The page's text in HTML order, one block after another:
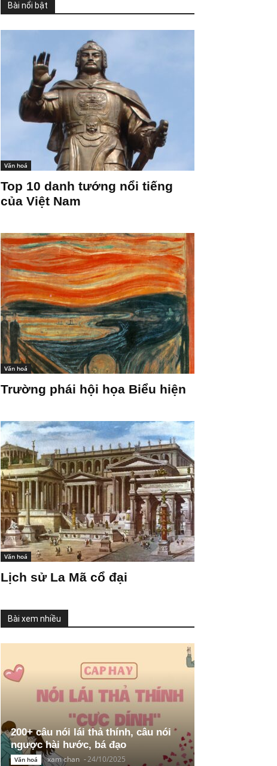
Bài nổi bật
Văn hoá
Top 10 danh tướng nổi tiếng
của Việt Nam
Văn hoá
Trường phái hội họa Biểu hiện
Văn hoá
Lịch sử La Mã cổ đại
Bài xem nhiều
200+ câu nói lái thả thính, câu nói
ngược hài hước, bá đạo
Văn hoá xam chan -24/10/2025